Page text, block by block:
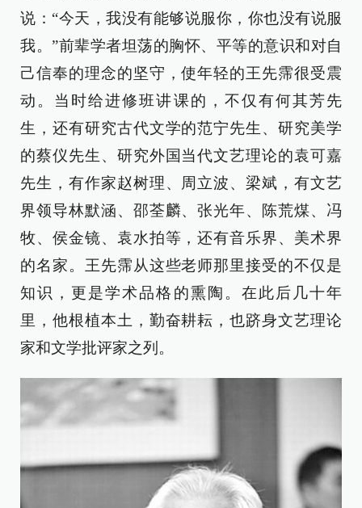
说：“今天，我没有能够说服你，你也没有说服
我。”前辈学者坦荡的胸怀、平等的意识和对自
己信奉的理念的坚守，使年轻的王先霈很受震
动。当时给进修班讲课的，不仅有何其芳先
生，还有研究古代文学的范宁先生、研究美学
的蔡仪先生、研究外国当代文艺理论的袁可嘉
先生，有作家赵树理、周立波、梁斌，有文艺
界领导林默涵、邵荃麟、张光年、陈荒煤、冯
牧、侯金镜、袁水拍等，还有音乐界、美术界
的名家。王先霈从这些老师那里接受的不仅是
知识，更是学术品格的熏陶。在此后几十年
里，他根植本土，勤奋耕耘，也跻身文艺理论
家和文学批评家之列。